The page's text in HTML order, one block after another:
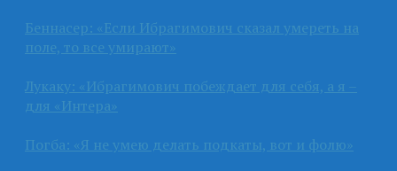
Беннасер: «Если Ибрагимович сказал умереть на
поле, то все умирают»
Лукаку: «Ибрагимович побеждает для себя, а я –
для «Интера»
Погба: «Я не умею делать подкаты, вот и фолю»